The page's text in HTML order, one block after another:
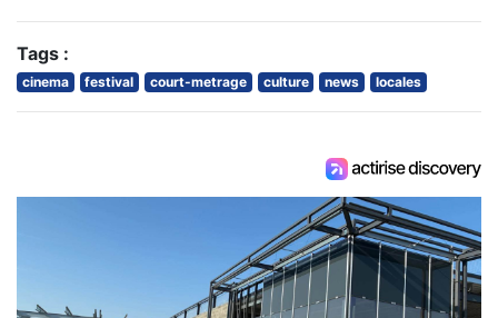
Tags :
cinema festival court-metrage culture news locales